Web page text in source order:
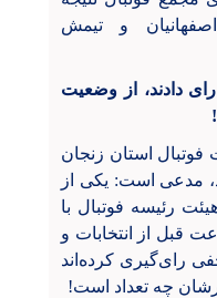
و تیمش
دادند، از وضعیت
فوتبال استان زنجان
مدعی است: یکی از
رئیسه فوتبال با
قبل از انتخابات و
رای‌گیری کرده‌اند
چه تعداد است!